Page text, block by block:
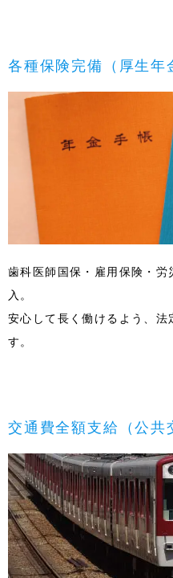
各種保険完備（厚生年
歯科医師国保・雇用保険・
入。
安心して長く働けるよう、法
す。
交通費全額支給（公共